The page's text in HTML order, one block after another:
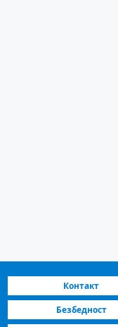
Контакт
Безбедност